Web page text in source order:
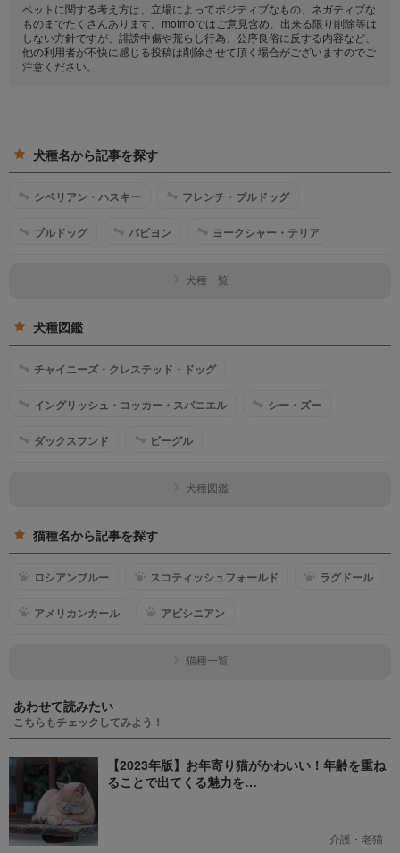
ペットに関する考え方は、立場によってポジティブなもの、ネガティブな
ものまでたくさんあります。mofmoではご意見含め、出来る限り削除等は
しない方針ですが、誹謗中傷や荒らし行為、公序良俗に反する内容など、
他の利用者が不快に感じる投稿は削除させて頂く場合がございますのでご
注意ください。
犬種名から記事を探す
シベリアン・ハスキー フレンチ・ブルドッグ
ブルドッグ パピヨン ヨークシャー・テリア
犬種一覧
犬種図鑑
チャイニーズ・クレステッド・ドッグ
イングリッシュ・コッカー・スパニエル シー・ズー
ダックスフンド ビーグル
犬種図鑑
猫種名から記事を探す
ロシアンブルー スコティッシュフォールド ラグドール
アメリカンカール アビシニアン
猫種一覧
あわせて読みたい
こちらもチェックしてみよう！
【2023年版】お年寄り猫がかわいい！年齢を重ね
ることで出てくる魅力を…
介護・老猫